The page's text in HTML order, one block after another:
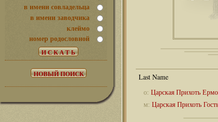
в имени совладельца
в имени заводчика
клеймо
номер родословной
о: Царская Прихоть
м: Царская Прихоть